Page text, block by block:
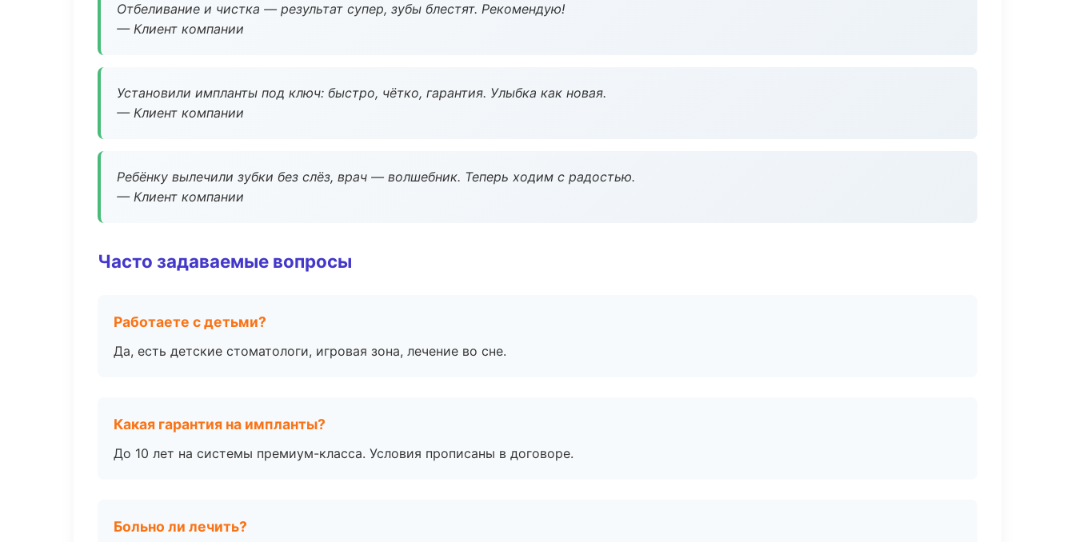
Отбеливание и чистка — результат супер, зубы блестят. Рекомендую!
— Клиент компании
Установили импланты под ключ: быстро, чётко, гарантия. Улыбка как новая.
— Клиент компании
Ребёнку вылечили зубки без слёз, врач — волшебник. Теперь ходим с радостью.
— Клиент компании
Часто задаваемые вопросы
Работаете с детьми?
Да, есть детские стоматологи, игровая зона, лечение во сне.
Какая гарантия на импланты?
До 10 лет на системы премиум-класса. Условия прописаны в договоре.
Больно ли лечить?